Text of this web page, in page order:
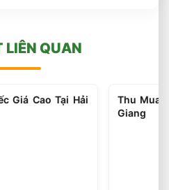
LIÊN QUAN
Giá Cao Tại Hải
Thu Mua
Giang